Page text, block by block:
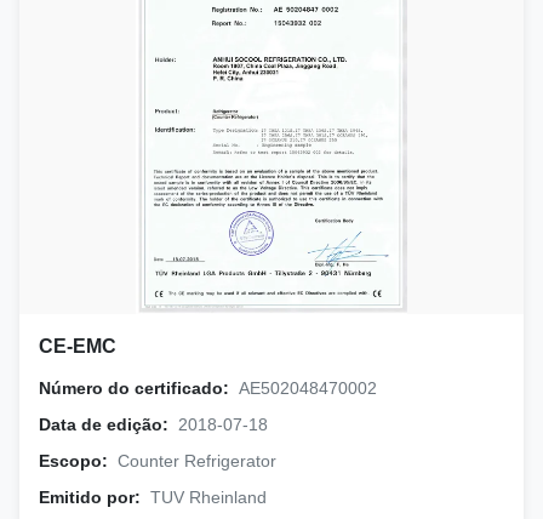
CE-EMC
Número do certificado: AE502048470002
Data de edição:
2018-07-18
Escopo: Counter Refrigerator
Emitido por: TUV Rheinland